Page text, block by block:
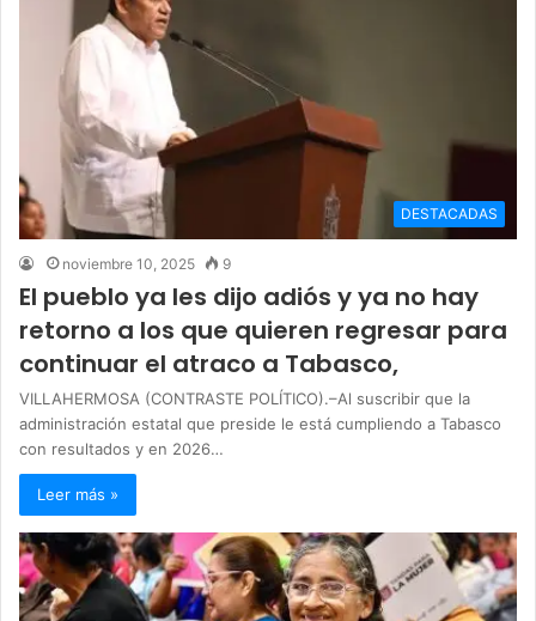
DESTACADAS
noviembre 10, 2025 9
El pueblo ya les dijo adiós y ya no hay
retorno a los que quieren regresar para
continuar el atraco a Tabasco,
VILLAHERMOSA (CONTRASTE POLÍTICO).–Al suscribir que la
administración estatal que preside le está cumpliendo a Tabasco
con resultados y en 2026…
Leer más »